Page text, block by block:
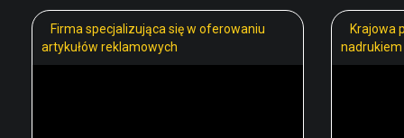
Firma specjalizująca się w oferowaniu
artykułów reklamowych
Krajowa
nadrukiem